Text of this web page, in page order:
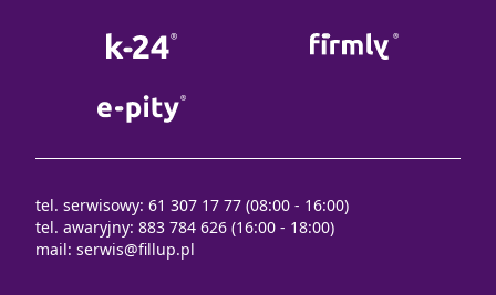
tel. serwisowy: 61 307 17 77 (08:00 - 16:00)
tel. awaryjny: 883 784 626 (16:00 - 18:00)
mail: serwis@fillup.pl